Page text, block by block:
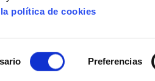
política de cookies
Preferencias